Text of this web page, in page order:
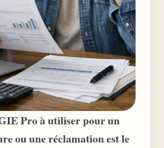
Pro à utiliser pour un
ou une réclamation est le